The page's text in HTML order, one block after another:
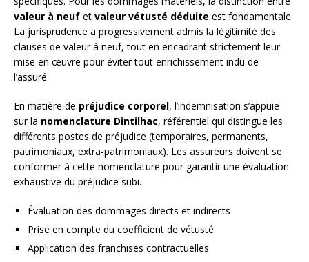
valeur à neuf et valeur vétusté déduite est fondamentale.
La jurisprudence a progressivement admis la légitimité des
clauses de valeur à neuf, tout en encadrant strictement leur
mise en œuvre pour éviter tout enrichissement indu de
l’assuré.
En matière de préjudice corporel, l’indemnisation s’appuie
sur la nomenclature Dintilhac, référentiel qui distingue les
différents postes de préjudice (temporaires, permanents,
patrimoniaux, extra-patrimoniaux). Les assureurs doivent se
conformer à cette nomenclature pour garantir une évaluation
exhaustive du préjudice subi.
Évaluation des dommages directs et indirects
Prise en compte du coefficient de vétusté
Application des franchises contractuelles